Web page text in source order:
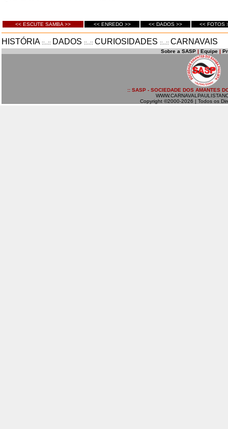
<< ESCUTE SAMBA >> << ENREDO >> << DADOS >> << FOTOS
HISTÓRIA ::..:: DADOS ::..:: CURIOSIDADES ::..:: CARNAVAIS
Sobre a SASP | Equipe |
:: SASP - SOCIEDADE DOS AMANTES
Copyright ©2000-2026 | Todos os